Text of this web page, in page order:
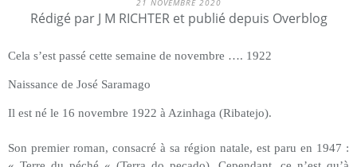
21 NOVEMBRE 2020
Rédigé par J M RICHTER et publié depuis Overblog
Cela s’est passé cette semaine de novembre …. 1922
Naissance de José Saramago
Il est né le 16 novembre 1922 à Azinhaga (Ribatejo).
Son premier roman, consacré à sa région natale, est paru en 1947 :